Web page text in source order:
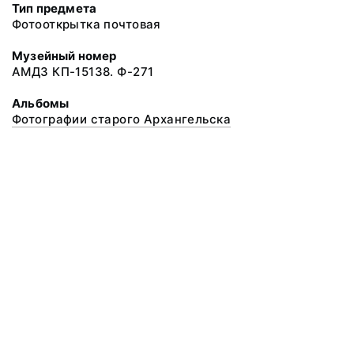
Тип предмета
Фотооткрытка почтовая
Музейный номер
АМДЗ КП-15138. Ф-271
Альбомы
Фотографии старого Архангельска